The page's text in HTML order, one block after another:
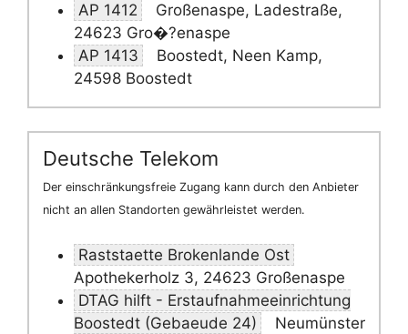
AP 1412
Großenaspe, Ladestraße,
24623 Gro�?enaspe
AP 1413
Boostedt, Neen Kamp,
24598 Boostedt
Deutsche Telekom
Der einschränkungsfreie Zugang kann durch den Anbieter
nicht an allen Standorten gewährleistet werden.
Raststaette Brokenlande Ost
Apothekerholz 3, 24623 Großenaspe
DTAG hilft - Erstaufnahmeeinrichtung
Boostedt (Gebaeude 24)
Neumünster